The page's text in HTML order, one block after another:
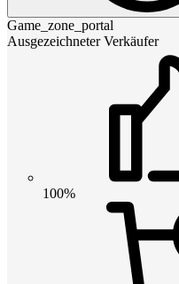
Game_zone_portal
Ausgezeichneter Verkäufer
100%